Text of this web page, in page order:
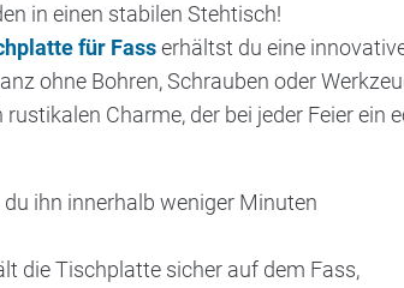
in einen stabilen Stehtisch!
für Fasserhältst du eine
ohne Bohren, Schrauben oder
Charme, der bei jeder Feier ein
ihn innerhalb weniger Minuten
die Tischplatte sicher auf dem Fass,